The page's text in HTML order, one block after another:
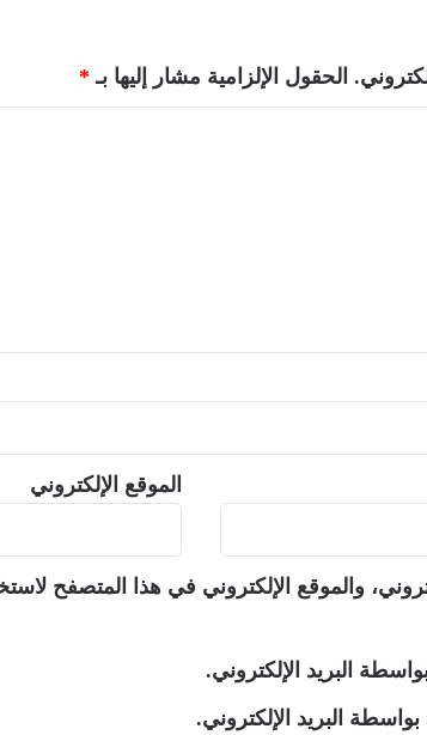
الحقول الإلزامية مشار إليها بـ *
الموقع الإلكتروني
والموقع الإلكتروني في هذا المتصفح
البريد الإلكتروني.
البريد الإلكتروني.